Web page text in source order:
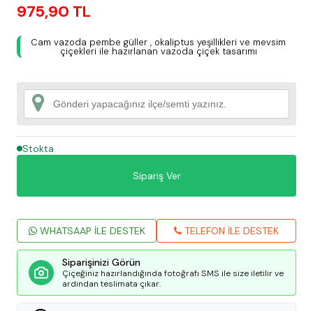
975,90 TL
Cam vazoda pembe güller , okaliptus yeşillikleri ve mevsim
çiçekleri ile hazırlanan vazoda çiçek tasarımı
Stokta
Sipariş Ver
WHATSAAP İLE DESTEK TELEFON İLE DESTEK
Siparişinizi Görün
Çiçeğiniz hazırlandığında fotoğrafı SMS ile size iletilir ve
ardından teslimata çıkar.